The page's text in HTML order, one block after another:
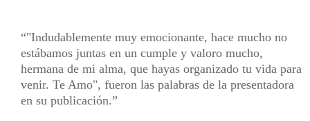
"Indudablemente muy emocionante, hace mucho no
estábamos juntas en un cumple y valoro mucho,
hermana de mi alma, que hayas organizado tu vida para
venir. Te Amo", fueron las palabras de la presentadora
en su publicación.